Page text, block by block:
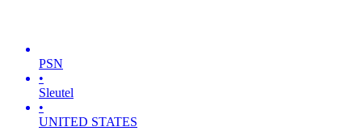
PSN
•
Sleutel
•
UNITED STATES